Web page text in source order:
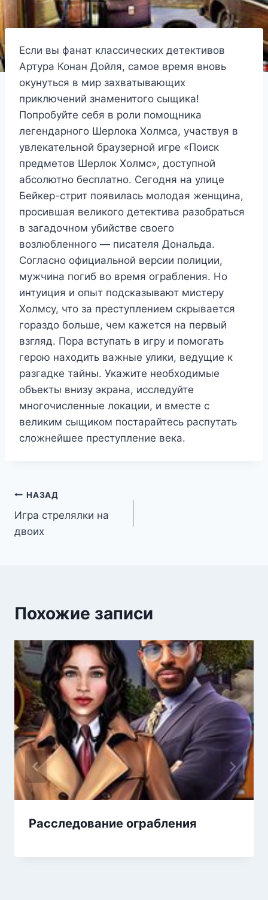
Если вы фанат классических детективов
Артура Конан Дойля, самое время вновь
окунуться в мир захватывающих
приключений знаменитого сыщика!
Попробуйте себя в роли помощника
легендарного Шерлока Холмса, участвуя в
увлекательной браузерной игре «Поиск
предметов Шерлок Холмс», доступной
абсолютно бесплатно. Сегодня на улице
Бейкер-стрит появилась молодая женщина,
просившая великого детектива разобраться
в загадочном убийстве своего
возлюбленного — писателя Дональда.
Согласно официальной версии полиции,
мужчина погиб во время ограбления. Но
интуиция и опыт подсказывают мистеру
Холмсу, что за преступлением скрывается
гораздо больше, чем кажется на первый
взгляд. Пора вступать в игру и помогать
герою находить важные улики, ведущие к
разгадке тайны. Укажите необходимые
объекты внизу экрана, исследуйте
многочисленные локации, и вместе с
великим сыщиком постарайтесь распутать
сложнейшее преступление века.
Навигация
по
НАЗАД
Игра стрелялки на
двоих
Похожие записи
Расследование ограбления